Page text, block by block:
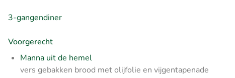
3-gangendiner
Voorgerecht
Manna uit de hemel
vers gebakken brood met olijfolie en vijgentapenade